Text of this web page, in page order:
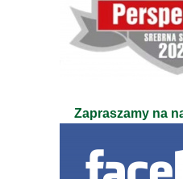
Zapraszamy na